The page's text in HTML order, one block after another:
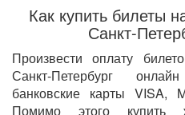
Как купить билеты
Санкт-
Произвести оплату
Санкт-Петербург
банковские карты VISA,
Помимо этого